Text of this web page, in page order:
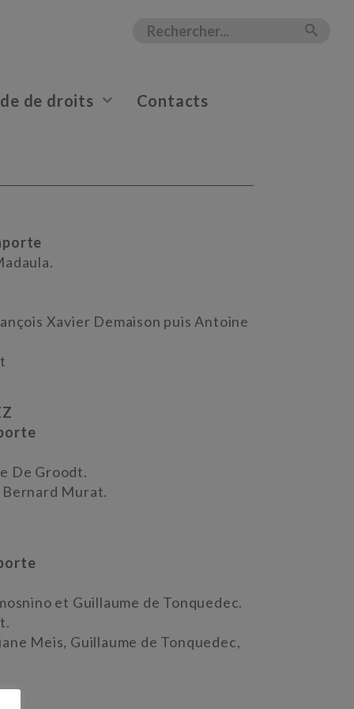
de droits Contacts
Xavier Demaison puis Antoine
De Groodt.
Bernard Murat.
et Guillaume de Tonquedec.
Meis, Guillaume de Tonquedec,